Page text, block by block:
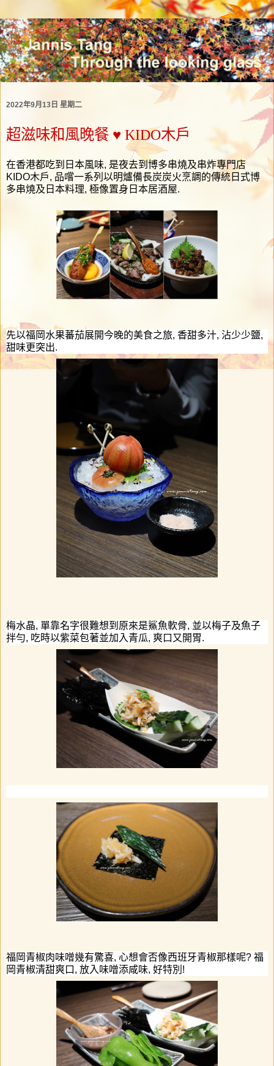
2022年9月13日 星期二
超滋味和風晚餐 ♥ KIDO木戶
在香港都吃到日本風味, 是夜去到博多串燒及串炸專門店
KIDO木戶, 品嚐一系列以明爐備長炭炭火烹調的傳統日式博
多串燒及日本料理, 極像置身日本居酒屋.
先以福岡水果蕃茄展開今晚的美食之旅, 香甜多汁, 沾少少鹽,
甜味更突出.
梅水晶, 單靠名字很難想到原來是鯊魚軟骨, 並以梅子及魚子
拌勻, 吃時以紫菜包著並加入青瓜, 爽口又開胃.
福岡青椒肉味噌幾有驚喜, 心想會否像西班牙青椒那樣呢? 福
岡青椒清甜爽口 , 放入味噌添咸味, 好特別 !